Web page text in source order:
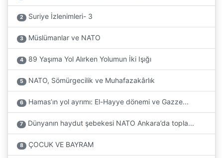
2 Suriye İzlenimleri- 3
3 Müslümanlar ve NATO
4 89 Yaşıma Yol Alırken Yolumun İki Işığı
5 NATO, Sömürgecilik ve Muhafazakârlık
6 Hamas’ın yol ayrımı: El-Hayye dönemi ve Gazze...
7 Dünyanın haydut şebekesi NATO Ankara’da topla...
8 ÇOCUK VE BAYRAM